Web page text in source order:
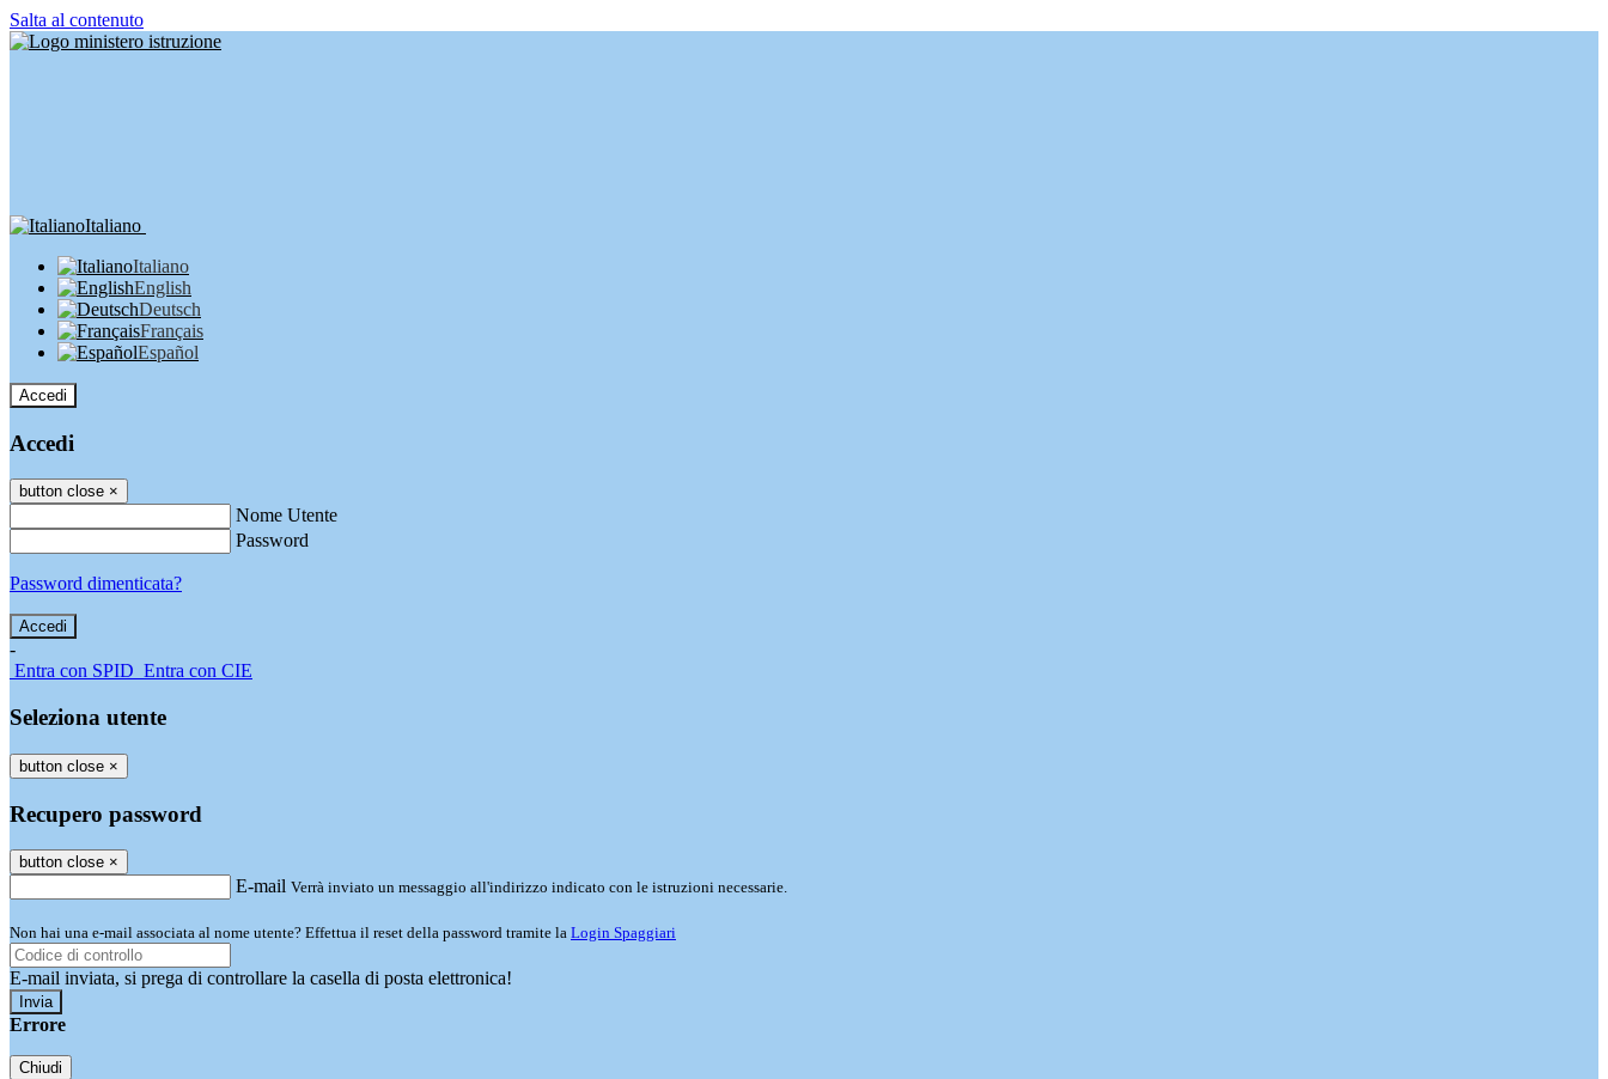
Salta al contenuto
Italiano
Italiano
English
Deutsch
Français
Español
Accedi
Accedi
button close ×
Nome Utente
Password
Password dimenticata?
-
Entra con SPID Entra con CIE
Seleziona utente
button close ×
Recupero password
button close ×
E-mail Verrà inviato un messaggio all'indirizzo indicato con le istruzioni necessarie.
Non hai una e-mail associata al nome utente? Effettua il reset della password tramite la Login Spaggiari
E-mail inviata, si prega di controllare la casella di posta elettronica!
Errore
Chiudi